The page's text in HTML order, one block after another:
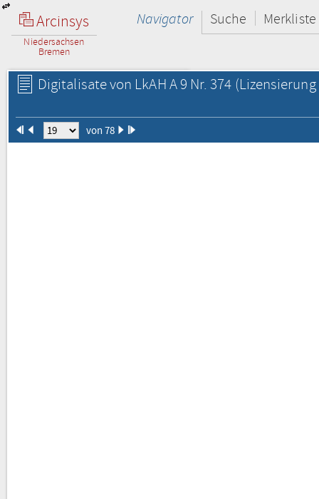
Arcinsys
Niedersachsen
Bremen
Navigator Suche Merkliste
Digitalisate von LkAH A 9 Nr. 374
von 78